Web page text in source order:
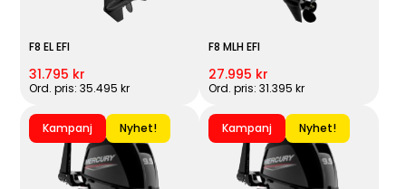
F8 EL EFI
31.795 kr
Ord. pris: 35.495 kr
F8 MLH EFI
27.995 kr
Ord. pris: 31.395 kr
Kampanj Nyhet! Kampanj Nyhet!